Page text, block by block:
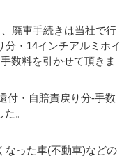
廃車手続きは当社で行
分・14インチアルミホイ
数料を引かせて頂きま
付・自賠責戻り分-手数
。
なった車(不動車)などの